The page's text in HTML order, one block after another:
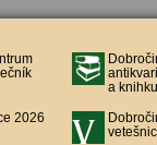
a
2026